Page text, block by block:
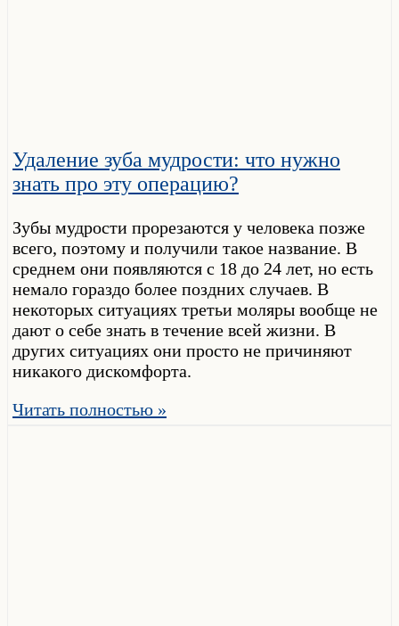
Удаление зуба мудрости: что нужно
знать про эту операцию?
Зубы мудрости прорезаются у человека позже
всего, поэтому и получили такое название. В
среднем они появляются с 18 до 24 лет, но есть
немало гораздо более поздних случаев. В
некоторых ситуациях третьи моляры вообще не
дают о себе знать в течение всей жизни. В
других ситуациях они просто не причиняют
никакого дискомфорта.
Читать полностью »